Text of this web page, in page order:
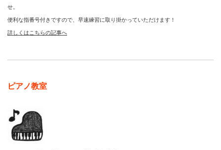
せ。
便利な指番号付きですので、早速練習に取り掛かっていただけます！
詳しくはこちらの記事へ
ピアノ教室